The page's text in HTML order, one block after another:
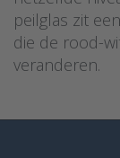
peilglas zit
die de rood-
veranderen.